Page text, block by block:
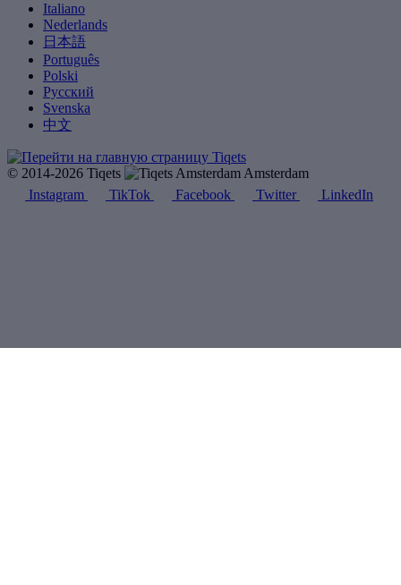
Italiano
Nederlands
日本語
Português
Polski
Русский
Svenska
中文
© 2014-2026 Tiqets
Amsterdam
Instagram
TikTok Facebook Twitter LinkedIn